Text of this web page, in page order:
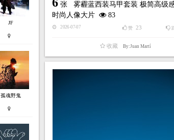
JF
孤魂野鬼
张 雾霾蓝西装马甲套装 极简高级
时尚人像大片
83
2026-07-07 赞 23
收藏 By:Juan Martí